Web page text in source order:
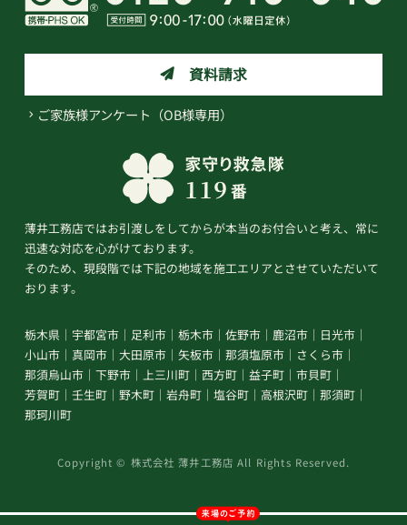
資料請求
ご家族様アンケート（OB様専用）
薄井工務店ではお引渡しをしてからが本当のお付合いと考え、常に
迅速な対応を心がけております。
そのため、現段階では下記の地域を施工エリアとさせていただいて
おります。
栃木県 宇都宮市 足利市 栃木市 佐野市 鹿沼市
日光市
小山市
真岡市 大田原市 矢板市 那須塩原市
さくら市
那須烏山市
下野市 上三川町 西方町 益子町
市貝町
芳賀町
壬生町 野木町 岩舟町 塩谷町 高根沢町
那須町
那珂川町
Copyright © 株式会社 薄井工務店 All Rights Reserved.